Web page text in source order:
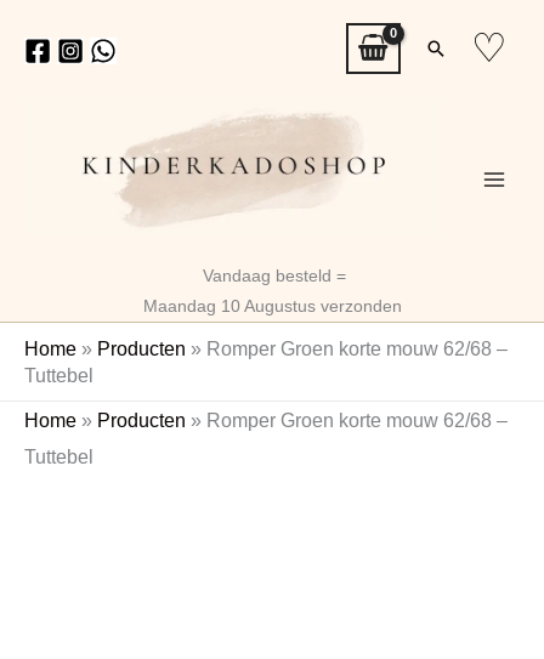
naar
Zoeken
♡
Vandaag besteld =
Maandag 10 Augustus verzonden
Home » Producten » Romper Groen korte mouw 62/68 –
Tuttebel
Home » Producten » Romper Groen korte mouw 62/68 –
Tuttebel
Romper
korte